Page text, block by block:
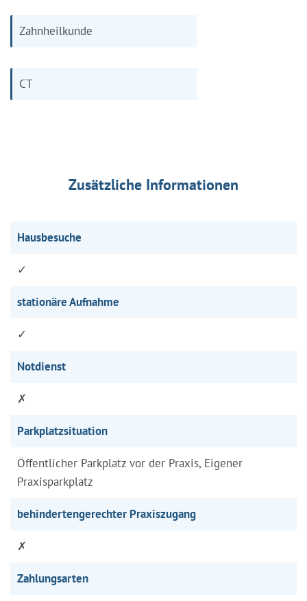
Zahnheilkunde
CT
Zusätzliche Informationen
Hausbesuche
✓
stationäre Aufnahme
✓
Notdienst
✗
Parkplatzsituation
Öffentlicher Parkplatz vor der Praxis, Eigener
Praxisparkplatz
behindertengerechter Praxiszugang
✗
Zahlungsarten